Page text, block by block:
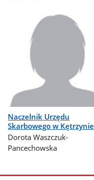
Naczelnik Urzędu
Skarbowego w Kętrzynie
Dorota Waszczuk-
Pancechowska